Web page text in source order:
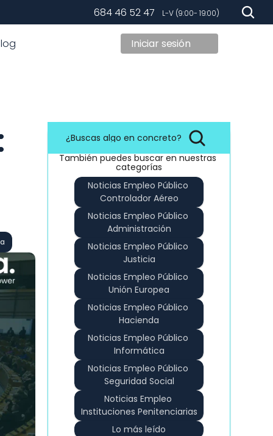
684 46 52 47
   L-V (9:00- 19:00)
Iniciar sesión
¿Buscas algo en concreto?
También puedes buscar en nuestras
categorías
Noticias Empleo Público
Controlador Aéreo
Noticias Empleo Público
Administración
Noticias Empleo Público
Justicia
Noticias Empleo Público
Unión Europea
Noticias Empleo Público
Hacienda
Noticias Empleo Público
Informática
Noticias Empleo Público
Seguridad Social
Noticias Empleo
Instituciones Penitenciarias
Lo más leído